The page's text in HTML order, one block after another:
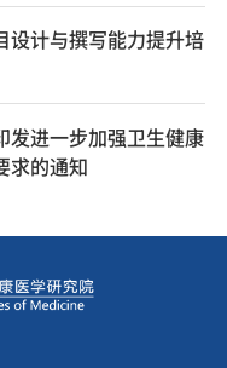
设计与撰写能力提升培
发进一步加强卫生健康
求的通知